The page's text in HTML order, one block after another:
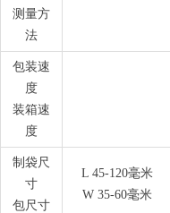
测量方
法
包装速
度
装箱速
度
制袋尺
寸
包尺寸
L 45-120毫米
W 35-60毫米